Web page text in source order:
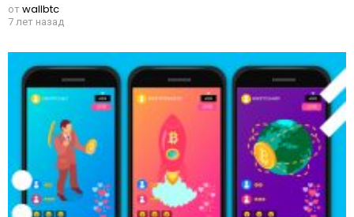
отwallbtc
7 лет назад